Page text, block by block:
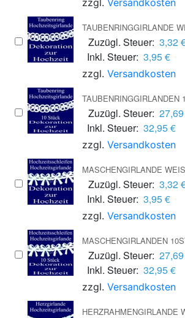
TAUBENRINGGIRLANDE
Zuzügl. Steuer: 3,32
Inkl. Steuer: 3,95 €
zzgl. Versandkosten
TAUBENRINGGIRLANDEN
Zuzügl. Steuer:
Inkl. Steuer: 32,95 €
zzgl. Versandkosten
MASCHENGIRLANDE WEISS
Zuzügl. Steuer: 3,32
Inkl. Steuer: 3,95 €
zzgl. Versandkosten
MASCHENGIRLANDEN
Zuzügl. Steuer:
Inkl. Steuer: 32,95 €
zzgl. Versandkosten
HERZRAHMENGIRLANDE